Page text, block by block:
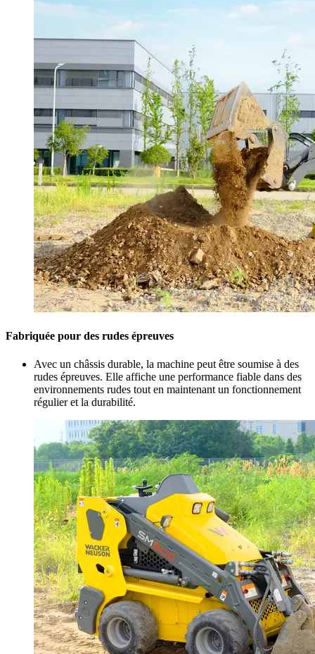
Fabriquée pour des rudes épreuves
Avec un châssis durable, la machine peut être soumise à des
rudes épreuves. Elle affiche une performance fiable dans des
environnements rudes tout en maintenant un fonctionnement
régulier et la durabilité.